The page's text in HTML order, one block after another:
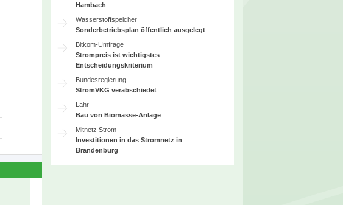
Hambach
Wasserstoffspeicher
Sonderbetriebsplan öffentlich ausgelegt
Bitkom-Umfrage
Strompreis ist wichtigstes
Entscheidungskriterium
Bundesregierung
StromVKG verabschiedet
Lahr
Bau von Biomasse-Anlage
Mitnetz Strom
Investitionen in das Stromnetz in
Brandenburg